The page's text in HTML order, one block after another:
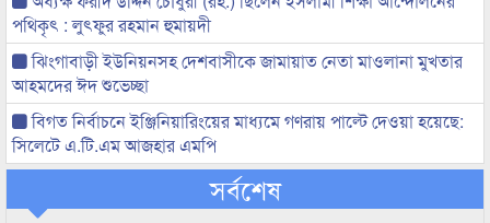
পথিকৃৎ : লুৎফুর রহমান হুমায়দী
ঝিংগাবাড়ী ইউনিয়নসহ দেশবাসীকে জামায়াত নেতা মাওলানা মুখতার
আহমদের ঈদ শুভেচ্ছা
বিগত নির্বাচনে ইঞ্জিনিয়ারিংয়ের মাধ্যমে গণরায় পাল্টে দেওয়া হয়েছে:
সিলেটে এ.টি.এম আজহার এমপি
সর্বশেষ